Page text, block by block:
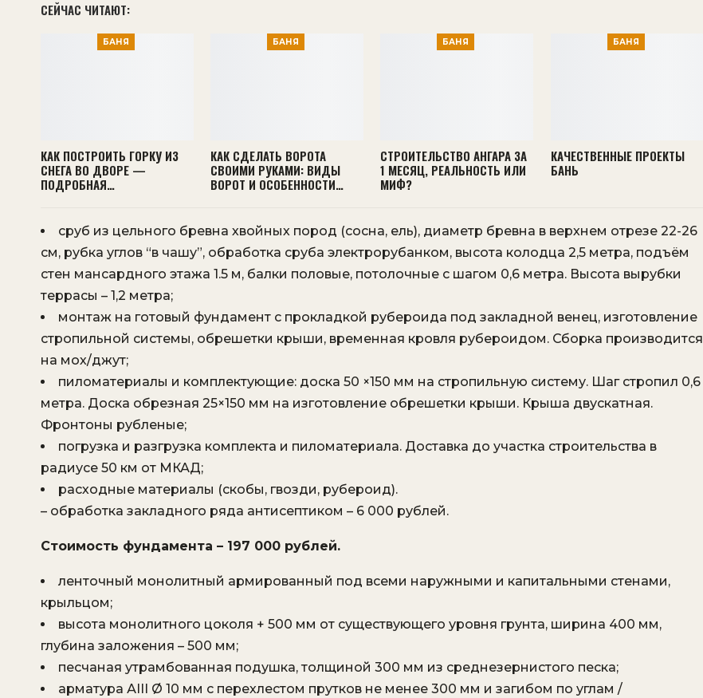
СЕЙЧАС ЧИТАЮТ:
БАНЯ
КАК ПОСТРОИТЬ ГОРКУ ИЗ
СНЕГА ВО ДВОРЕ —
ПОДРОБНАЯ…
БАНЯ
КАК СДЕЛАТЬ ВОРОТА
СВОИМИ РУКАМИ: ВИДЫ
ВОРОТ И ОСОБЕННОСТИ…
БАНЯ
СТРОИТЕЛЬСТВО АНГАРА ЗА
1 МЕСЯЦ, РЕАЛЬНОСТЬ ИЛИ
МИФ?
БАНЯ
КАЧЕСТВЕННЫЕ ПРОЕКТЫ
БАНЬ
сруб из цельного бревна хвойных пород (сосна, ель), диаметр бревна в верхнем отрезе 22-26
см, рубка углов “в чашу”, обработка сруба электрорубанком, высота колодца 2,5 метра, подъём
стен мансардного этажа 1.5 м, балки половые, потолочные с шагом 0,6 метра. Высота вырубки
террасы – 1,2 метра;
монтаж на готовый фундамент с прокладкой рубероида под закладной венец, изготовление
стропильной системы, обрешетки крыши, временная кровля рубероидом. Сборка производится
на мох/джут;
пиломатериалы и комплектующие: доска 50 ×150 мм на стропильную систему. Шаг стропил 0,6
метра. Доска обрезная 25×150 мм на изготовление обрешетки крыши. Крыша двускатная.
Фронтоны рубленые;
погрузка и разгрузка комплекта и пиломатериала. Доставка до участка строительства в
радиусе 50 км от МКАД;
расходные материалы (скобы, гвозди, рубероид).
– обработка закладного ряда антисептиком – 6 000 рублей.
Стоимость фундамента – 197 000 рублей.
ленточный монолитный армированный под всеми наружными и капитальными стенами,
крыльцом;
высота монолитного цоколя + 500 мм от существующего уровня грунта, ширина 400 мм,
глубина заложения – 500 мм;
песчаная утрамбованная подушка, толщиной 300 мм из среднезернистого песка;
арматура АIII Ø 10 мм с перехлестом прутков не менее 300 мм и загибом по углам /